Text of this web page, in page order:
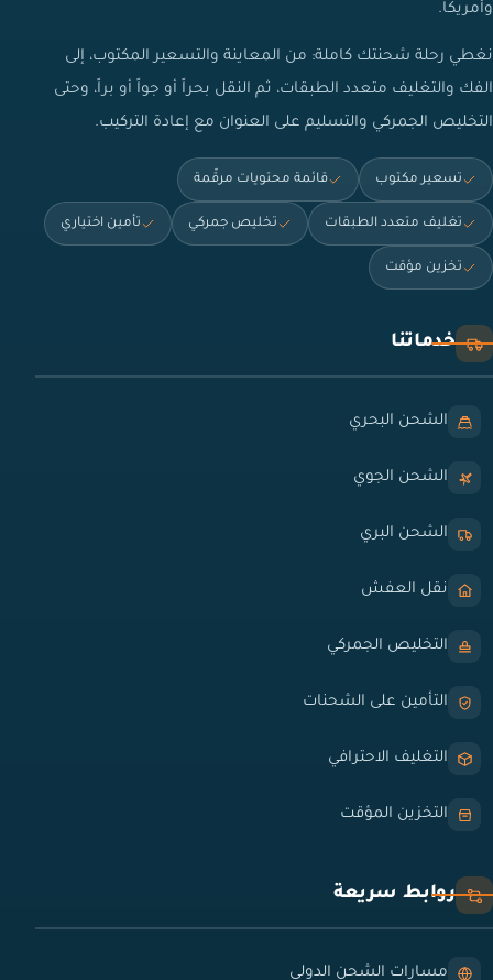
وأمريكا.
نغطي رحلة شحنتك كاملة: من المعاينة والتسعير المكتوب، إلى
الفك والتغليف متعدد الطبقات، ثم النقل بحراً أو جواً أو براً، وحتى
التخليص الجمركي والتسليم على العنوان مع إعادة التركيب.
تسعير مكتوب قائمة محتويات مرقّمة
تغليف متعدد الطبقات تخليص جمركي تأمين اختياري
تخزين مؤقت
خدماتنا
الشحن البحري
الشحن الجوي
الشحن البري
نقل العفش
التخليص الجمركي
التأمين على الشحنات
التغليف الاحترافي
التخزين المؤقت
روابط سريعة
مسارات الشحن الدولي